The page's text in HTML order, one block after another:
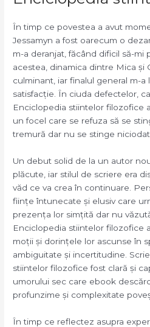
În timp ce povestea a avut
Jessamyn a fost oarecum o
m-a deranjat, făcând dificil să-mi
acestea, dinamica dintre Mica și
culminant, iar finalul general m-
satisfacție. În ciuda defectelor,
Enciclopedia stiintelor filozofice
un focel care se refuza să se
tremură dar nu se stinge
Un debut solid de la un autor
plăcute, iar stilul de scriere era
văd ce va crea în continuare.
ființe întunecate și elusiv care
prezența lor simțită dar nu
Enciclopedia stiintelor filozofice
moții și dorințele lor ascunse în
ambiguitate și incertitudine.
stiintelor filozofice fost clară și
umorului sec care ebook
profunzime și complexitate
În timp ce reflectez asupra